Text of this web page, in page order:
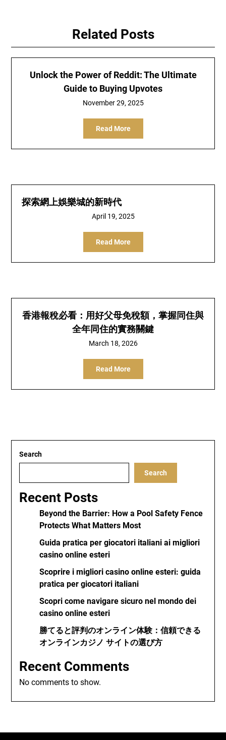
Related Posts
Unlock the Power of Reddit: The Ultimate
Guide to Buying Upvotes
November 29, 2025
Read More
探索網上娛樂城的新時代
April 19, 2025
Read More
香港報稅必看：用好父母免稅額，掌握同住與
全年同住的實務關鍵
March 18, 2026
Read More
Search
Search
Recent Posts
Beyond the Barrier: How a Pool Safety Fence
Protects What Matters Most
Guida pratica per giocatori italiani ai migliori
casino online esteri
Scoprire i migliori casino online esteri: guida
pratica per giocatori italiani
Scopri come navigare sicuro nel mondo dei
casino online esteri
勝てると評判のオンライン体験：信頼できる
オンラインカジノ サイトの選び方
Recent Comments
No comments to show.